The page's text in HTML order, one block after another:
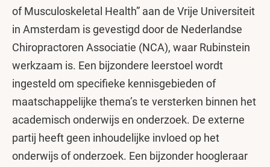
of Musculoskeletal Health” aan de Vrije Universiteit
in Amsterdam is gevestigd door de Nederlandse
Chiropractoren Associatie (NCA), waar Rubinstein
werkzaam is. Een bijzondere leerstoel wordt
ingesteld om specifieke kennisgebieden of
maatschappelijke thema’s te versterken binnen het
academisch onderwijs en onderzoek. De externe
partij heeft geen inhoudelijke invloed op het
onderwijs of onderzoek. Een bijzonder hoogleraar